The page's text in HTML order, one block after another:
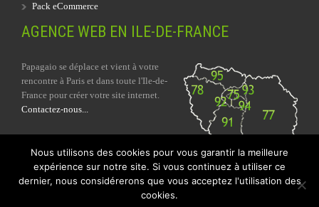
Pack eCommerce
AGENCE WEB EN ILE-DE-FRANCE
Papagaio se déplace et vient à votre
rencontre à Paris et dans toute l'Ile-de-
France pour créer votre site internet.
Contactez-nous...
Nous utilisons des cookies pour vous garantir la meilleure
expérience sur notre site. Si vous continuez à utiliser ce
dernier, nous considérerons que vous acceptez l'utilisation des
cookies.